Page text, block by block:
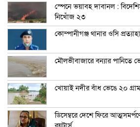
স্পেনে ভয়াবহ দাবানল :
নিখোঁজ ২৩
কোম্পানীগঞ্জ থানার ওসি
মৌলভীবাজারে বন্যার
খোয়াই নদীর বাঁধ ভেঙে ২০ গ্রাম
ডিসেম্বরে দেশে ফিরে